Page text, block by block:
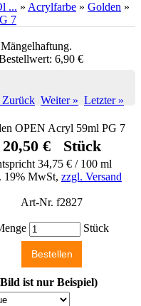
... » Acrylfarbe » Golden »
7
6,90 €
Zurück Weiter » Letzter »
OPEN Acryl 59ml PG 7
20,50 € Stück
34,75 € / 100 ml
19% MwSt, zzgl. Versand
Art-Nr. f2827
Stück
ist nur Beispiel)